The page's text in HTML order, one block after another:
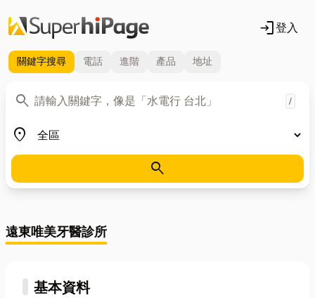
login登入
關鍵字搜尋 電話 進階 產品 地址
search
關鍵字 /
place
地區
search
遠東唯美牙醫診所
基本資料